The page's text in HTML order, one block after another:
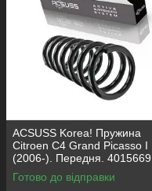
ACSUSS Korea! Пружина
Citroen C4 Grand Picasso I
(2006-). Передня. 4015669 ,
RA3561 , 993299. Аксусс
Корея
Готово до відправки